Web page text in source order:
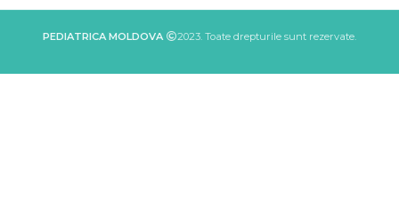
PEDIATRICA MOLDOVA 2023. Toate drepturile sunt rezervate.